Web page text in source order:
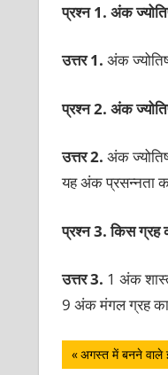
प्रश्न 1. अंक
उत्तर 1. अंक
प्रश्न 2. अंक
उत्तर 2. अंक
यह अंक प्रसन्नता
प्रश्न 3. किस ग्रह
उत्तर 3. 1 अंक
9 अंक मंगल ग्रह
पोस्ट
Previous
अगस्त में बनने वाले